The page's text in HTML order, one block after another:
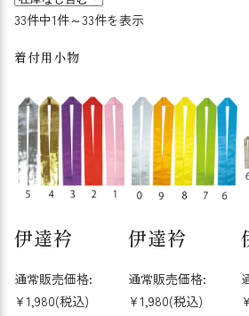
33件中1件～33件を表示
着付用小物
伊達衿
通常販売価格:
¥1,980(税込)
伊達衿
通常販売価格:
¥1,980(税込)